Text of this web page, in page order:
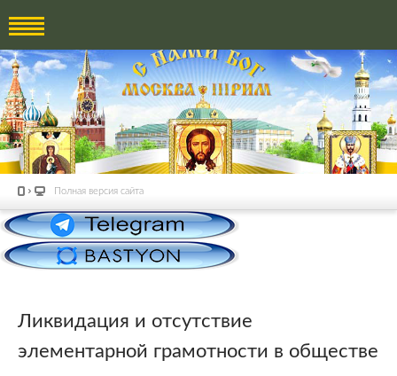
Полная версия сайта
Ликвидация и отсутствие
элементарной грамотности в обществе